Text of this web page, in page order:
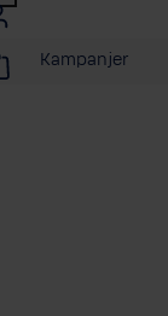
Kampanjer